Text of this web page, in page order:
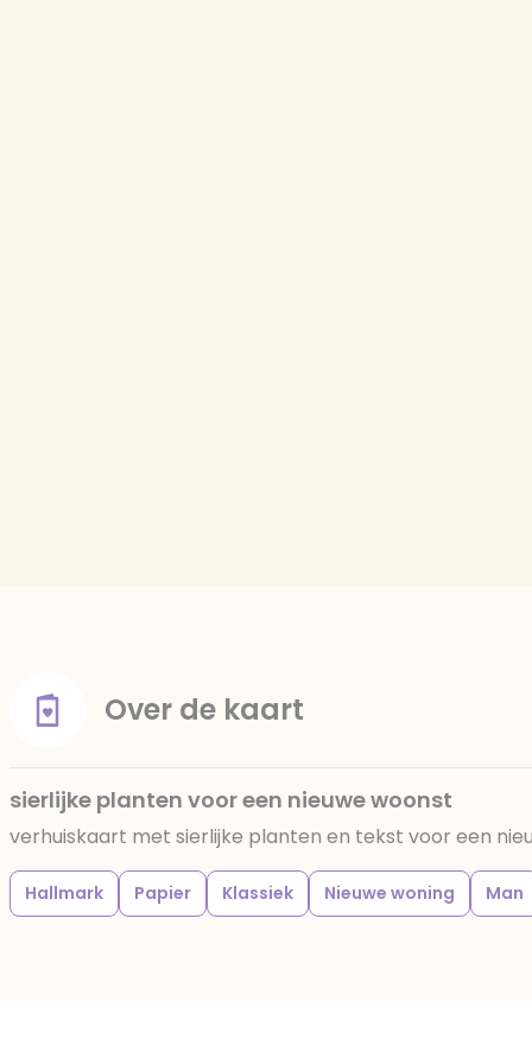
Over de kaart
sierlijke planten voor een nieuwe woonst
verhuiskaart met sierlijke planten en tekst voor een
Hallmark Papier Klassiek Nieuwe woning Man